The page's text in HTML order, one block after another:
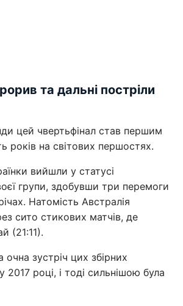
та дальні постріли
цей чвертьфінал став першим
років на світових першостях.
вийшли у статусі
групи, здобувши три перемоги
Натомість Австралія
сито стикових матчів, де
(21:11).
зустріч цих збірних
2017 році, і тоді сильнішою була